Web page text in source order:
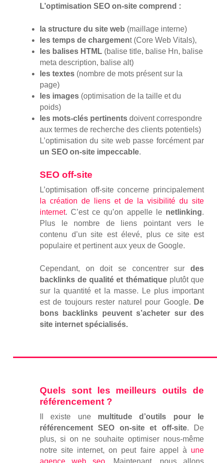
L’optimisation SEO on-site comprend :
la structure du site web (maillage interne)
les temps de chargement (Core Web Vitals),
les balises HTML(balise title, balise Hn, balise
meta description, balise alt)
les textes(nombre de mots présent sur la
page)
les images(optimisation de la taille et du
poids)
les mots-clés pertinentsdoivent correspondre
aux termes de recherche des clients potentiels)
L’optimisation du site web passe forcément par
un SEO on-site impeccable.
SEO off-site
L’optimisation off-site concerne principalement
la création de liens et de la visibilité du site
internet. C’est ce qu’on appelle le netlinking.
Plus le nombre de liens pointant vers le
contenu d’un site est élevé, plus ce site est
populaire et pertinent aux yeux de Google.
Cependant, on doit se concentrer sur des
backlinks de qualité et thématiqueplutôt que
sur la quantité et la masse. Le plus important
est de toujours rester naturel pour Google. De
bons backlinks peuvent s’acheter sur des
site internet spécialisés.
Quels sont les meilleurs outils de
référencement ?
Il existe une multitude d’outils pour le
référencement SEO on-site et off-site. De
plus, si on ne souhaite optimiser nous-même
notre site internet, on peut faire appel à une
agence web seo. Maintenant, nous allons